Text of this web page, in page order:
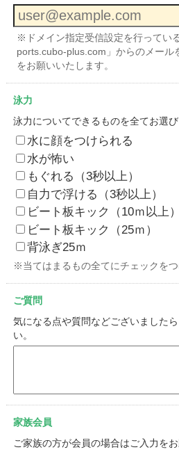
※ドメイン指定受信設定を行ってい
ports.cubo-plus.com」からのメール
をお願いいたします。
泳力
泳力についてできるものを全てお選
水に顔をつけられる
水が怖い
もぐれる（3秒以上）
自力で浮ける（3秒以上）
ビート板キック（10ｍ以上）
ビート板キック（25ｍ）
背泳ぎ25ｍ
※当てはまるもの全てにチェックを
ご質問
気になる点や質問などございました
い。
家族会員
ご家族の方が会員の場合はご入力を